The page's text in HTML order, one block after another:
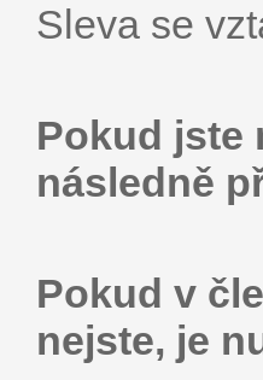
Sleva se
Pokud jste
následně
Pokud v
nejste, je